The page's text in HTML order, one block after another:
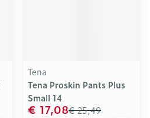
Tena
Tena Proskin Pants Plus
Small 14
€ 25,49
€ 17,08